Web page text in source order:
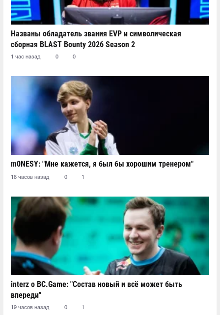
Названы обладатель звания EVP и символическая
сборная BLAST Bounty 2026 Season 2
1 час назад 0 0
m0NESY: "Мне кажется, я был бы хорошим тренером"
18 часов назад 0 1
interz о BC.Game: "Состав новый и всё может быть
впереди"
19 часов назад 0 1